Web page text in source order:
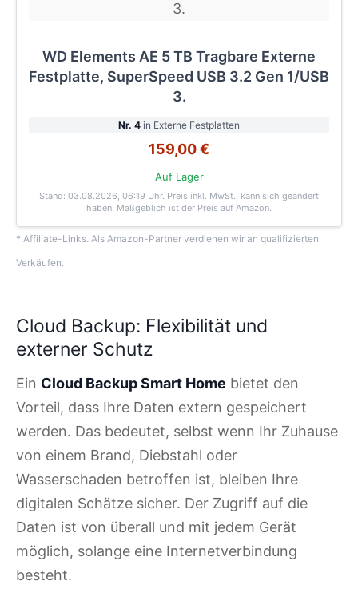
WD Elements AE 5 TB Tragbare Externe
Festplatte, SuperSpeed USB 3.2 Gen 1/USB
3.
Nr. 4 in Externe Festplatten
159,00 €
Auf Lager
Stand: 03.08.2026, 06:19 Uhr. Preis inkl. MwSt., kann sich geändert
haben. Maßgeblich ist der Preis auf Amazon.
* Affiliate-Links. Als Amazon-Partner verdienen wir an qualifizierten
Verkäufen.
Cloud Backup: Flexibilität und
externer Schutz
Ein Cloud Backup Smart Home bietet den
Vorteil, dass Ihre Daten extern gespeichert
werden. Das bedeutet, selbst wenn Ihr Zuhause
von einem Brand, Diebstahl oder
Wasserschaden betroffen ist, bleiben Ihre
digitalen Schätze sicher. Der Zugriff auf die
Daten ist von überall und mit jedem Gerät
möglich, solange eine Internetverbindung
besteht.